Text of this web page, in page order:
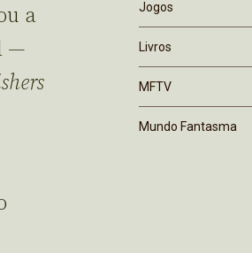
a
—
Jogos
Livros
MFTV
Mundo Fantasma